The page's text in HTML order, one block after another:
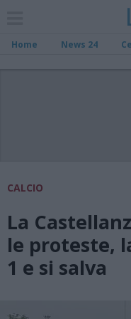
Home News 24
CALCIO
La
le proteste,
1 e si salva